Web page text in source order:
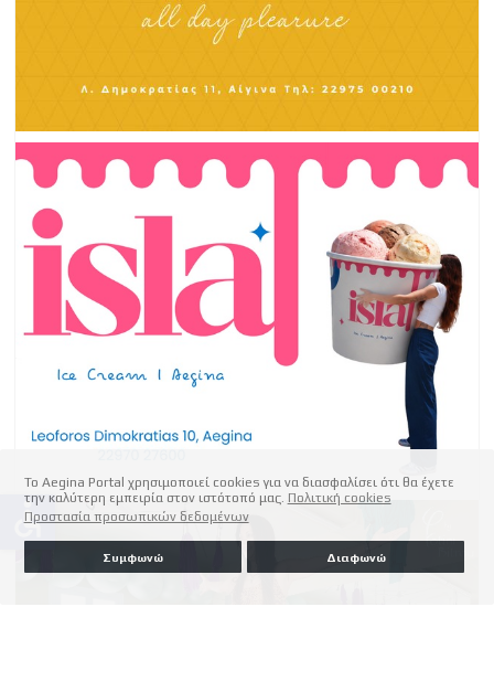
Το Aegina Portal χρησιμοποιεί cookies για να διασφαλίσει ότι θα έχετε
την καλύτερη εμπειρία στον ιστότοπό μας. Πολιτική cookies
Προστασία προσωπικών δεδομένων
Συμφωνώ Διαφωνώ
accessible